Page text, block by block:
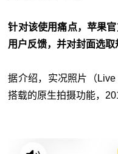
针对该使用痛点，苹果
用户反馈，并对封面选取
据介绍，实况照片（
搭载的原生拍摄功能，